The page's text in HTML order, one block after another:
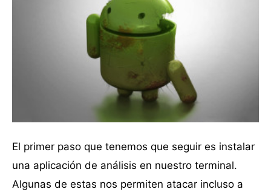
El primer paso que tenemos que seguir es instalar
una aplicación de análisis en nuestro terminal.
Algunas de estas nos permiten atacar incluso a